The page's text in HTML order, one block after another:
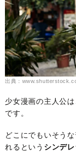
出典：
少女漫画の主人公
です。
どこにでもいそう
れるという シンデ